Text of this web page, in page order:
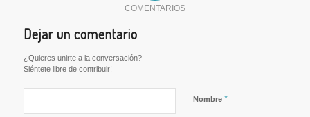
abre
en
COMENTARIOS
Dejar un comentario
¿Quieres unirte a la conversación?
Siéntete libre de contribuir!
Nombre *